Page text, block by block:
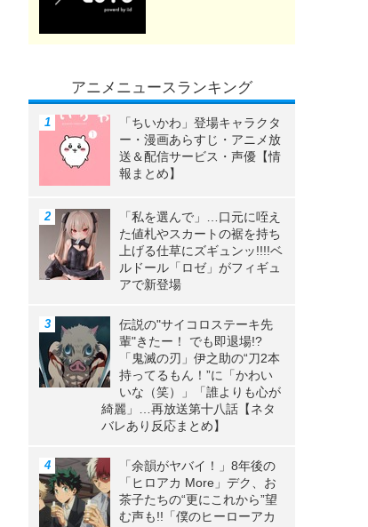
アニメニュースランキング
「ちいかわ」登場キャラクタ
ー・漫画あらすじ・アニメ放
送＆配信サービス・声優【情
報まとめ】
「私を選んで」…口元に咥え
た値札やスカートの裾を持ち
上げる仕草にズギュンッ!!!!ベ
ルドール「ロゼ」がフィギュ
アで新登場
伝説の"サイコロステーキ先
輩"きたー！ でも即退場!?
「鬼滅の刃」伊之助の“刀2本
持ってるもん！”に「かわい
いな（笑）」「誰よりも心が
綺麗」…再放送第十八話【ネタ
バレあり反応まとめ】
「余韻がヤバイ！」8年後の
「ヒロアカ More」デク、お
茶子たちの“更にこれから”望
む声も!!「僕のヒーローアカ